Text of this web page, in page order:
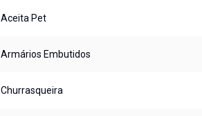
Aceita Pet
Armários Embutidos
Churrasqueira